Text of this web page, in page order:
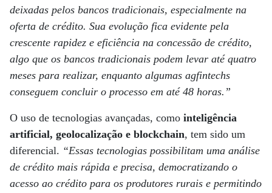
deixadas pelos bancos tradicionais, especialmente na
oferta de crédito. Sua evolução fica evidente pela
crescente rapidez e eficiência na concessão de crédito,
algo que os bancos tradicionais podem levar até quatro
meses para realizar, enquanto algumas agfintechs
conseguem concluir o processo em até 48 horas.”
O uso de tecnologias avançadas, como inteligência
artificial, geolocalização e blockchain, tem sido um
diferencial. “Essas tecnologias possibilitam uma análise
de crédito mais rápida e precisa, democratizando o
acesso ao crédito para os produtores rurais e permitindo